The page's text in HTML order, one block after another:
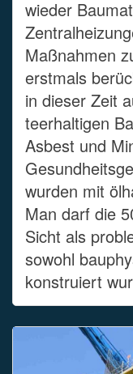
wieder
Maßnahmen
erstmals
in dieser Zeit
teerhaltigen
Asbest und
wurden mit
Man darf die
Sicht als
sowohl
konstruiert